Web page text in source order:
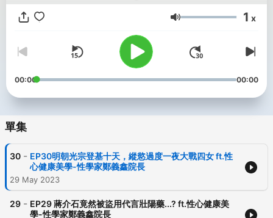
❤️IG:rxing_taiwan
❤️FB:r-Xing阿性 最懂你的親密顧問
也歡迎與我們分享你的感情故事~
Powered byFirstory Hosting
音量 1 x
00:00 00:00
單集
30 - EP30明朝光宗登基十天，縱慾過度一夜大戰四女 ft.性
心健康美學-性學家鄭義鑫院長
29 May 2023
29 - EP29 蔣介石竟然被盜用代言壯陽藥...? ft.性心健康美
學-性學家鄭義鑫院長